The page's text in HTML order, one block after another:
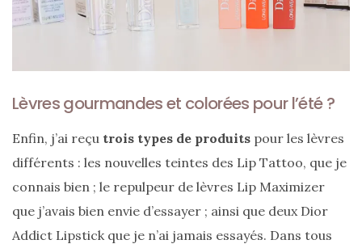
Lèvres gourmandes et colorées pour l’été ?
Enfin, j’ai reçu trois types de produits pour les lèvres
différents : les nouvelles teintes des Lip Tattoo, que je
connais bien ; le repulpeur de lèvres Lip Maximizer
que j’avais bien envie d’essayer ; ainsi que deux Dior
Addict Lipstick que je n’ai jamais essayés. Dans tous